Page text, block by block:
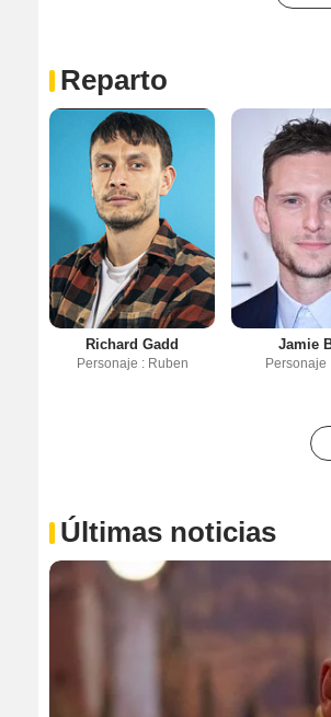
Reparto
Richard Gadd
Personaje : Ruben
Jamie
Personaje
Últimas noticias